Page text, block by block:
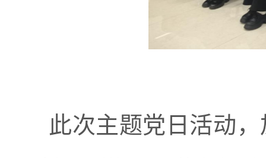
此次主题党日活动